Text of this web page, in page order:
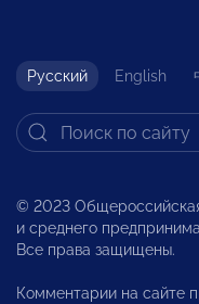
Русский English
© 2023
и среднего
Все права защищены.
Комментарии на сайте